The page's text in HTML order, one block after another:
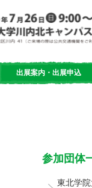
出展案内・出展申込
参加団体
東北学